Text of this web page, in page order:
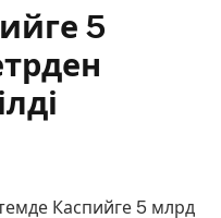
5
Каспийге 5 млрд